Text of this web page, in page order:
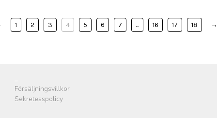
1 2 3 4 5 6 7 … 16 17 18 →
Försäljningsvillkor
Sekretesspolicy